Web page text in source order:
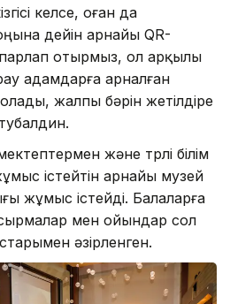
келсе, оған да
дейін арнайы QR-
отырмыз, ол арқылы
адамдарға арналған
жалпы бәрін жетілдіре
және түрлі білім
істейтін арнайы музей
жұмыс істейді. Балаларға
мен ойындар сол
әзірленген.